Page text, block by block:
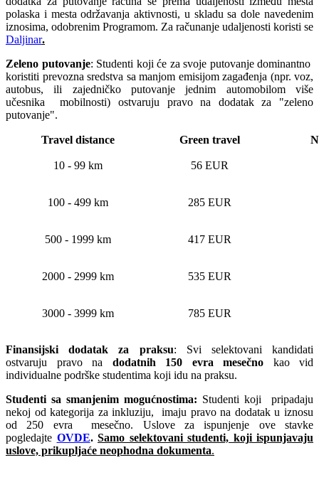
polaska i mesta održavanja aktivnosti, u skladu sa dole navedenim
iznosima, odobrenim Programom. Za računanje udaljenosti koristi se
Daljinar.
Zeleno putovanje: Studenti koji će za svoje putovanje dominantno
koristiti prevozna sredstva sa manjom emisijom zagađenja (npr. voz,
autobus, ili zajedničko putovanje jednim automobilom više
učesnika mobilnosti) ostvaruju pravo na dodatak za "zeleno
putovanje".
Travel distance Green travel
10 - 99 km 56 EUR
100 - 499 km 285 EUR
500 - 1999 km 417 EUR
2000 - 2999 km 535 EUR
3000 - 3999 km 785 EUR
Finansijski dodatak za praksu: Svi selektovani kandidati
ostvaruju pravo na dodatnih 150 evra mesečno kao vid
individualne podrške studentima koji idu na praksu.
Studenti sa smanjenim mogućnostima: Studenti koji pripadaju
nekoj od kategorija za inkluziju, imaju pravo na dodatak u iznosu
od 250 evra mesečno. Uslove za ispunjenje ove stavke
pogledajte OVDE. Samo selektovani studenti, koji ispunjavaju
uslove, prikupljaće neophodna dokumenta.